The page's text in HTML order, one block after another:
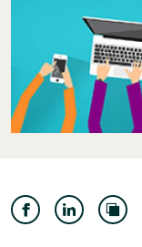
Μουσείο
Μουσείο
Λέσβου